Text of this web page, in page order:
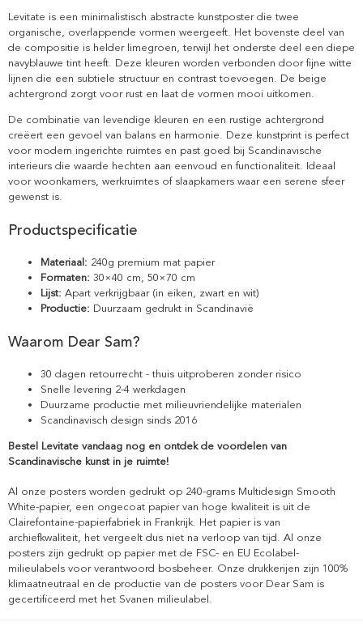
Levitate is een minimalistisch abstracte kunstposter die twee
organische, overlappende vormen weergeeft. Het bovenste deel van
de compositie is helder limegroen, terwijl het onderste deel een diepe
navyblauwe tint heeft. Deze kleuren worden verbonden door fijne witte
lijnen die een subtiele structuur en contrast toevoegen. De beige
achtergrond zorgt voor rust en laat de vormen mooi uitkomen.
De combinatie van levendige kleuren en een rustige achtergrond
creëert een gevoel van balans en harmonie. Deze kunstprint is perfect
voor modern ingerichte ruimtes en past goed bij Scandinavische
interieurs die waarde hechten aan eenvoud en functionaliteit. Ideaal
voor woonkamers, werkruimtes of slaapkamers waar een serene sfeer
gewenst is.
Productspecificatie
Materiaal: 240g premium mat papier
Formaten: 30×40 cm, 50×70 cm
Lijst: Apart verkrijgbaar (in eiken, zwart en wit)
Productie: Duurzaam gedrukt in Scandinavië
Waarom Dear Sam?
30 dagen retourrecht - thuis uitproberen zonder risico
Snelle levering 2-4 werkdagen
Duurzame productie met milieuvriendelijke materialen
Scandinavisch design sinds 2016
Bestel Levitate vandaag nog en ontdek de voordelen van
Scandinavische kunst in je ruimte!
Al onze posters worden gedrukt op 240-grams Multidesign Smooth
White-papier, een ongecoat papier van hoge kwaliteit is uit de
Clairefontaine-papierfabriek in Frankrijk. Het papier is van
archiefkwaliteit, het vergeelt dus niet na verloop van tijd. Al onze
posters zijn gedrukt op papier met de FSC- en EU Ecolabel-
milieulabels voor verantwoord bosbeheer. Onze drukkerijen zijn 100%
klimaatneutraal en de productie van de posters voor Dear Sam is
gecertificeerd met het Svanen milieulabel.